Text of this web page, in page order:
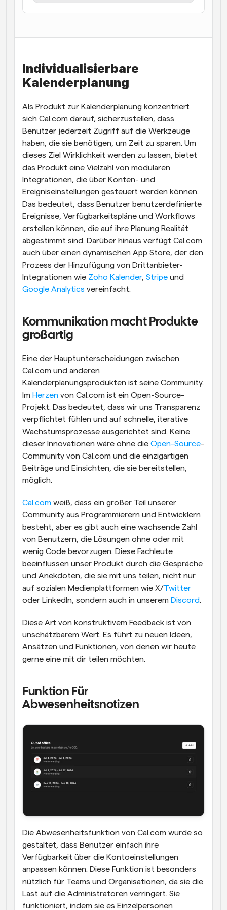
Supercharged Planung mit KI-gestützten Anrufen
Nachrichten und Updates.
Sofortige Besprechungen
Nahtlos Meetings mit mehreren Personen buchen
Webhooks
Erhalten Sie eine Benachrichtigung, wenn etwas
passiert
Individualisierbare
Kalenderplanung
Als Produkt zur Kalenderplanung konzentriert
sich Cal.com darauf, sicherzustellen, dass
Benutzer jederzeit Zugriff auf die Werkzeuge
haben, die sie benötigen, um Zeit zu sparen. Um
dieses Ziel Wirklichkeit werden zu lassen, bietet
das Produkt eine Vielzahl von modularen
Integrationen, die über Konten- und
Ereigniseinstellungen gesteuert werden können.
Das bedeutet, dass Benutzer benutzerdefinierte
Ereignisse, Verfügbarkeitspläne und Workflows
erstellen können, die auf ihre Planung Realität
abgestimmt sind. Darüber hinaus verfügt Cal.com
auch über einen dynamischen App Store, der den
Prozess der Hinzufügung von Drittanbieter-
Integrationen wie Zoho Kalender, Stripe
Google Analytics vereinfacht.
Kommunikation macht Produkte
großartig
Eine der Hauptunterscheidungen zwischen
Cal.com und anderen
Kalenderplanungsprodukten ist seine Community.
Im Herzen von Cal.com ist ein Open-Source-
Projekt. Das bedeutet, dass wir uns Transparenz
verpflichtet fühlen und auf schnelle, iterative
Wachstumsprozesse ausgerichtet sind. Keine
dieser Innovationen wäre ohne die Open-Source-
Community von Cal.com und die einzigartigen
Beiträge und Einsichten, die sie bereitstellen,
möglich.
Cal.com weiß, dass ein großer Teil unserer
Community aus Programmierern und Entwicklern
besteht, aber es gibt auch eine wachsende Zahl
von Benutzern, die Lösungen ohne oder mit
wenig Code bevorzugen. Diese Fachleute
beeinflussen unser Produkt durch die Gespräche
und Anekdoten, die sie mit uns teilen, nicht nur
auf sozialen Medienplattformen wie X/Twitter
oder LinkedIn, sondern auch in unserem Discord.
Diese Art von konstruktivem Feedback ist von
unschätzbarem Wert. Es führt zu neuen Ideen,
Ansätzen und Funktionen, von denen wir heute
gerne eine mit dir teilen möchten.
Funktion Für
Abwesenheitsnotizen
Die Abwesenheitsfunktion von Cal.com wurde so
gestaltet, dass Benutzer einfach ihre
Verfügbarkeit über die Kontoeinstellungen
anpassen können. Diese Funktion ist besonders
nützlich für Teams und Organisationen, da sie die
Last auf die Administratoren verringert. Sie
funktioniert, indem sie es Einzelpersonen